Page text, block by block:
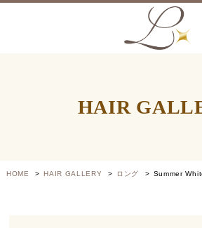
HAIR
HOME HAIR GALLERY ロング Summer